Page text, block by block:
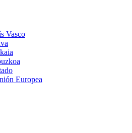
Vasco
Europea